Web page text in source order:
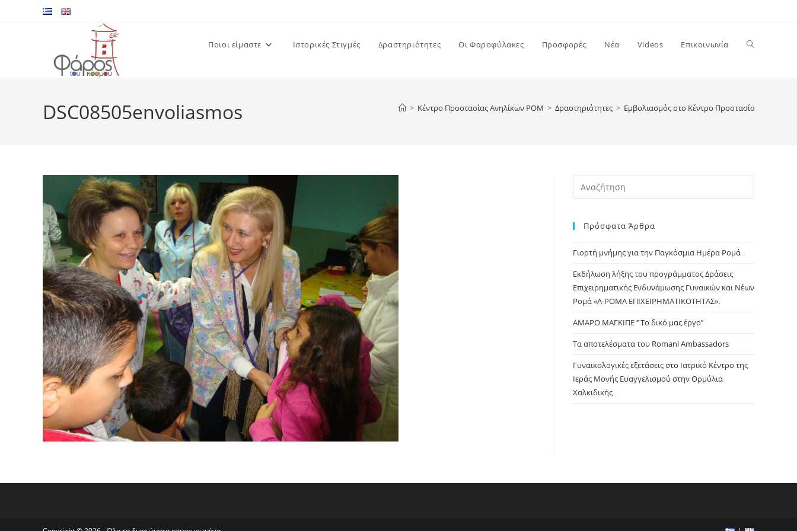
Ποιοι είμαστε Ιστορικές Στιγμές Δραστηριότητες Οι Φαροφύλακες Προσφορές Νέα Videos Επικοινωνία Toggle
DSC08505envoliasmos > Κέντρο Προστασίας Ανηλίκων ΡΟΜ > Δραστηριότητες > Εμβολιασμός στο Κέντρο Προστασίας
Escape
Πρόσφατα Άρθρα
Γιορτή μνήμης για την Παγκόσμια Ημέρα Ρομά
Εκδήλωση λήξης του προγράμματος Δράσεις
Επιχειρηματικής Ενδυνάμωσης Γυναικών και Νέων
Ρομά «Α-ΡΟΜΑ ΕΠΙΧΕΙΡΗΜΑΤΙΚΟΤΗΤΑΣ».
ΑΜΑΡΟ ΜΑΓΚΙΠΕ ‘’ Το δικό μας έργο’’
Τα αποτελέσματα του Romani Ambassadors
Γυναικολογικές εξετάσεις στο Ιατρικό Κέντρο της
Ιεράς Μονής Ευαγγελισμού στην Ορμύλια
Χαλκιδικής